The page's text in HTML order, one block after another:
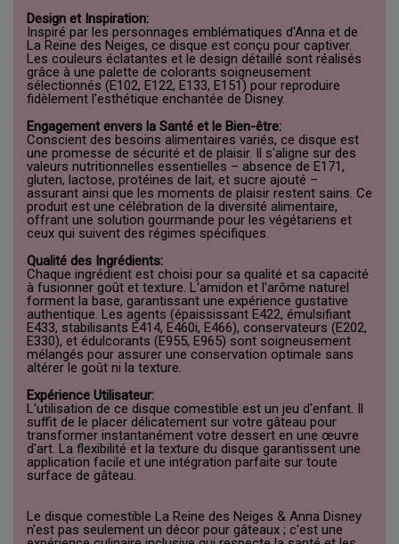
Design et Inspiration:
Inspiré par les personnages emblématiques d'Anna et de
La Reine des Neiges, ce disque est conçu pour captiver.
Les couleurs éclatantes et le design détaillé sont réalisés
grâce à une palette de colorants soigneusement
sélectionnés (E102, E122, E133, E151) pour reproduire
fidèlement l'esthétique enchantée de Disney.
Engagement envers la Santé et le Bien-être:
Conscient des besoins alimentaires variés, ce disque est
une promesse de sécurité et de plaisir. Il s'aligne sur des
valeurs nutritionnelles essentielles – absence de E171,
gluten, lactose, protéines de lait, et sucre ajouté –
assurant ainsi que les moments de plaisir restent sains. Ce
produit est une célébration de la diversité alimentaire,
offrant une solution gourmande pour les végétariens et
ceux qui suivent des régimes spécifiques.
Qualité des Ingrédients:
Chaque ingrédient est choisi pour sa qualité et sa capacité
à fusionner goût et texture. L'amidon et l'arôme naturel
forment la base, garantissant une expérience gustative
authentique. Les agents (épaississant E422, émulsifiant
E433, stabilisants E414, E460i, E466), conservateurs (E202,
E330), et édulcorants (E955, E965) sont soigneusement
mélangés pour assurer une conservation optimale sans
altérer le goût ni la texture.
Expérience Utilisateur:
L'utilisation de ce disque comestible est un jeu d'enfant. Il
suffit de le placer délicatement sur votre gâteau pour
transformer instantanément votre dessert en une œuvre
d'art. La flexibilité et la texture du disque garantissent une
application facile et une intégration parfaite sur toute
surface de gâteau.
Le disque comestible La Reine des Neiges & Anna Disney
n'est pas seulement un décor pour gâteaux ; c'est une